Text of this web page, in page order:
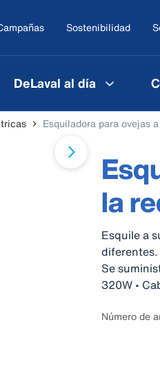
Sostenibilidad
DeLaval al día
Esquiladora para ovejas
la
Esquile a
Se
320W •
Número de